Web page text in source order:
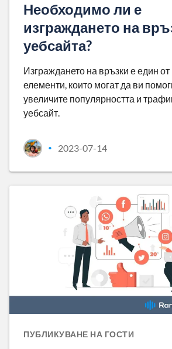
Необходимо ли е
изграждането на
уебсайта?
Изграждането на връзки е един
елементи, които могат да ви
увеличите популярността и
уебсайт.
• 2023-07-14
ПУБЛИКУВАНЕ НА ГОСТИ